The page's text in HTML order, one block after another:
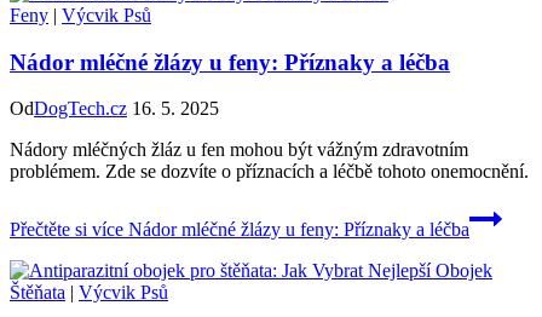
Feny | Výcvik Psů
Nádor mléčné žlázy u feny: Příznaky a léčba
OdDogTech.cz 16. 5. 2025
Nádory mléčných žláz u fen mohou být vážným zdravotním
problémem. Zde se dozvíte o příznacích a léčbě tohoto onemocnění.
Přečtěte si více Nádor mléčné žlázy u feny: Příznaky a léčba
Štěňata | Výcvik Psů